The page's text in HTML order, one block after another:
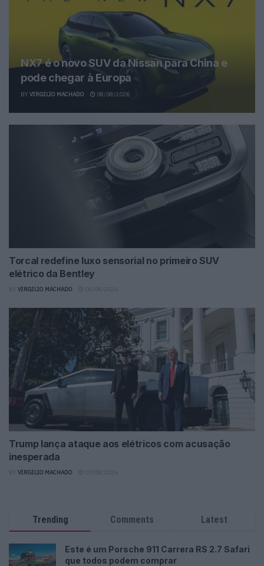
NX7 é o novo SUV da Nissan para China e
pode chegar à Europa
BY VIRGILIO MACHADO 08/08/2026
Torcal redefine luxo sensorial no primeiro SUV
elétrico da Bentley
VIRGILIO MACHADO
Trump lança ataque aos elétricos com acusação
inesperada
VIRGILIO MACHADO
Trending Comments Latest
Este é um Porsche 911 Carrera RS 2.7 Safari
que todos podem comprar